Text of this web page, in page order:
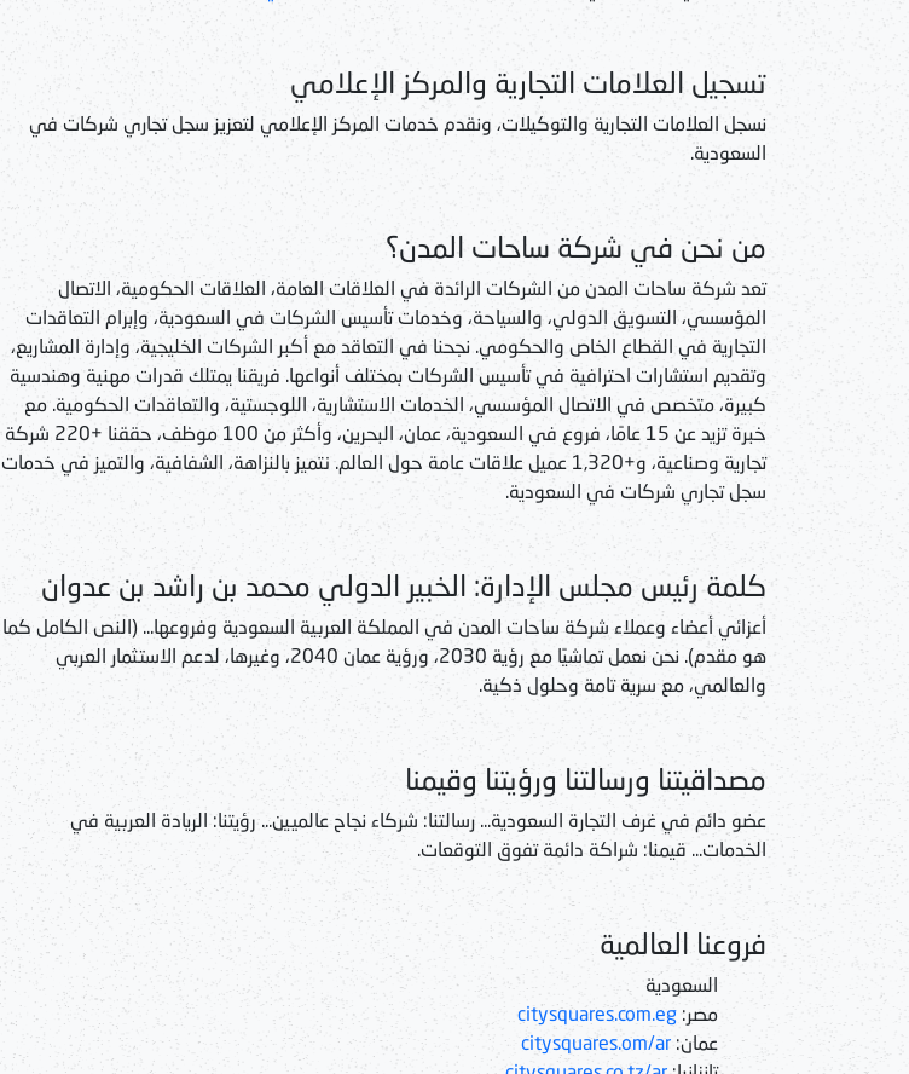
تسجيل العلامات التجارية والمركز الإعلامي
نسجل العلامات التجارية والتوكيلات، ونقدم خدمات المركز الإعلامي لتعزيز سجل تجاري شركات في
السعودية.
من نحن في شركة ساحات المدن؟
تعد شركة ساحات المدن من الشركات الرائدة في العلاقات العامة، العلاقات الحكومية، الاتصال
المؤسسي، التسويق الدولي، والسياحة، وخدمات تأسيس الشركات في السعودية، وإبرام التعاقدات
التجارية في القطاع الخاص والحكومي. نجحنا في التعاقد مع أكبر الشركات الخليجية، وإدارة المشاريع،
وتقديم استشارات احترافية في تأسيس الشركات بمختلف أنواعها. فريقنا يمتلك قدرات مهنية وهندسية
كبيرة، متخصص في الاتصال المؤسسي، الخدمات الاستشارية، اللوجستية، والتعاقدات الحكومية. مع
خبرة تزيد عن 15 عامًا، فروع في السعودية، عمان، البحرين، وأكثر من 100 موظف، حققنا +220 شركة
تجارية وصناعية، و+1,320 عميل علاقات عامة حول العالم. نتميز بالنزاهة، الشفافية، والتميز في خدمات
سجل تجاري شركات في السعودية.
كلمة رئيس مجلس الإدارة: الخبير الدولي محمد بن راشد بن عدوان
أعزائي أعضاء وعملاء شركة ساحات المدن في المملكة العربية السعودية وفروعها... (النص الكامل كما
هو مقدم). نحن نعمل تماشيًا مع رؤية 2030، ورؤية عمان 2040، وغيرها، لدعم الاستثمار العربي
والعالمي، مع سرية تامة وحلول ذكية.
مصداقيتنا ورسالتنا ورؤيتنا وقيمنا
عضو دائم في غرف التجارة السعودية... رسالتنا: شركاء نجاح عالميين... رؤيتنا: الريادة العربية في
الخدمات... قيمنا: شراكة دائمة تفوق التوقعات.
فروعنا العالمية
السعودية
مصر: citysquares.com.eg
عمان: citysquares.om/ar